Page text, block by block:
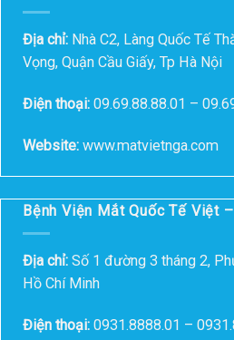
Địa chỉ: Nhà C2, Làng Quốc Tế
Vọng, Quận Cầu Giấy, Tp Hà Nội
Điện thoại: 09.69.88.88.01 –
Website: www.matvietnga.com
Bệnh Viện Mắt Quốc Tế Việt
Địa chỉ: Số 1 đường 3 tháng 2,
Hồ Chí Minh
Điện thoại: 0931.8888.01 –